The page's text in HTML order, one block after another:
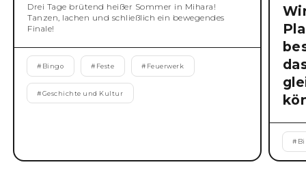
Drei Tage brütend heißer Sommer in Mihara!
Tanzen, lachen und schließlich ein bewegendes
Finale!
# Bingo # Feste # Feuerwerk
#Geschichte und Kultur
#